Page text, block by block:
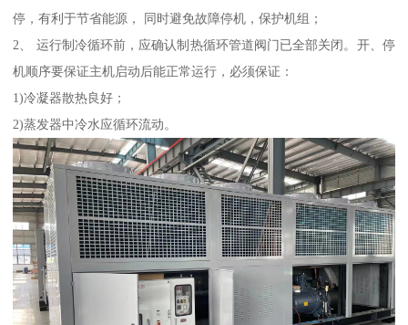
停，有利于节省能源， 同时避免故障停机，保护机组；
2、 运行制冷循环前，应确认制热循环管道阀门已全部关闭。开、停
机顺序要保证主机启动后能正常运行，必须保证：
1)冷凝器散热良好；
2)蒸发器中冷水应循环流动。